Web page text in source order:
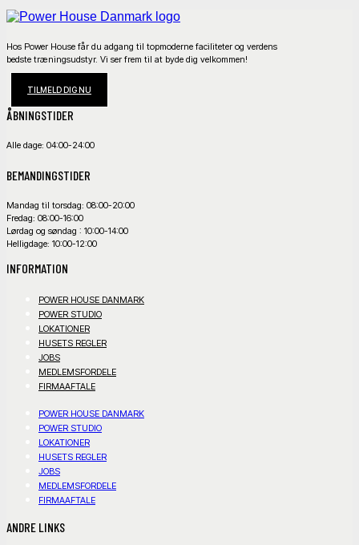
Hos Power House får du adgang til topmoderne faciliteter og verdens
bedste træningsudstyr. Vi ser frem til at byde dig velkommen!
TILMELD DIG NU
ÅBNINGSTIDER
Alle dage: 04:00-24:00
BEMANDINGSTIDER
Mandag til torsdag: 08:00-20:00
Fredag: 08:00-16:00
Lørdag og søndag : 10:00-14:00
Helligdage: 10:00-12:00
INFORMATION
POWER HOUSE DANMARK
POWER STUDIO
LOKATIONER
HUSETS REGLER
JOBS
MEDLEMSFORDELE
FIRMAAFTALE
POWER HOUSE DANMARK
POWER STUDIO
LOKATIONER
HUSETS REGLER
JOBS
MEDLEMSFORDELE
FIRMAAFTALE
ANDRE LINKS